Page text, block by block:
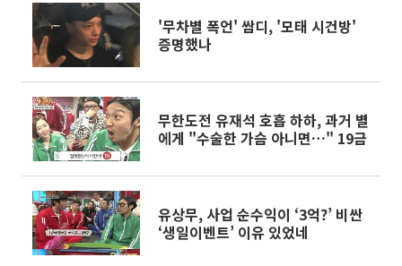
'무차별 폭언' 쌈디, '모태 시건방'
증명했나
무한도전 유재석 호흡 하하, 과거 별
에게 "수술한 가슴 아니면…" 19금
유상무, 사업 순수익이 ‘3억?’ 비싼
‘생일이벤트’ 이유 있었네